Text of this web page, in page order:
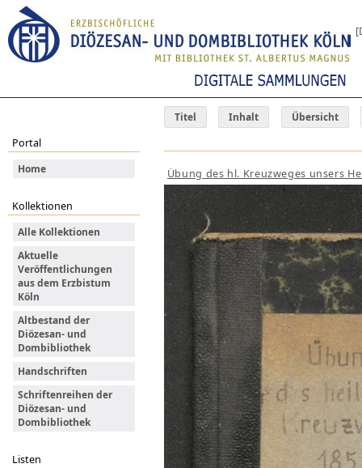
Titel Inhalt Übersicht
Portal
Home
Kollektionen
Alle Kollektionen
Aktuelle
Veröffentlichungen
aus dem Erzbistum
Köln
Altbestand der
Diözesan- und
Dombibliothek
Handschriften
Schriftenreihen der
Diözesan- und
Dombibliothek
Listen
Übung des hl. Kreuzweges unsers